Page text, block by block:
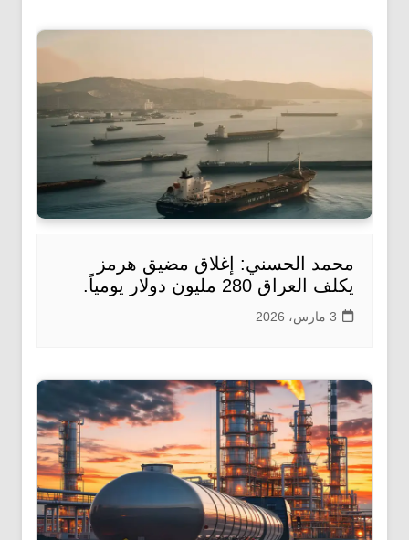
محمد الحسني: إغلاق مضيق هرمز
يكلف العراق 280 مليون دولار يومياً.
3 مارس، 2026